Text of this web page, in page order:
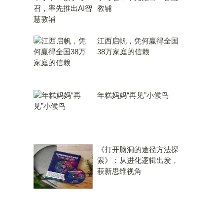
教辅
江西启帆，凭何赢得全国
38万家庭的信赖
年糕妈妈“再见”小候鸟
《打开脑洞的途径方法探
索》：从进化逻辑出发，
获新思维视角